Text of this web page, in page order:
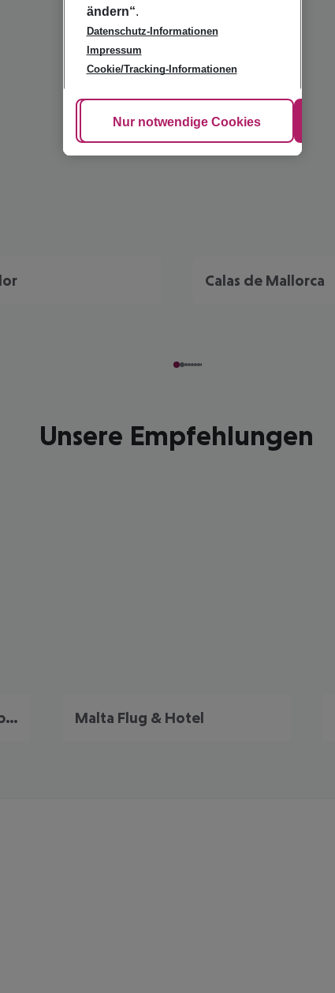
Calas de Mallorca
Unsere Empfehlungen
Portugal Frühbucher Angebote Malta Flug & Hotel
ändern“.
Datenschutz-Informationen
Impressum
Cookie/Tracking-Informationen
Cookie anpassen
Nur notwendige Cookies